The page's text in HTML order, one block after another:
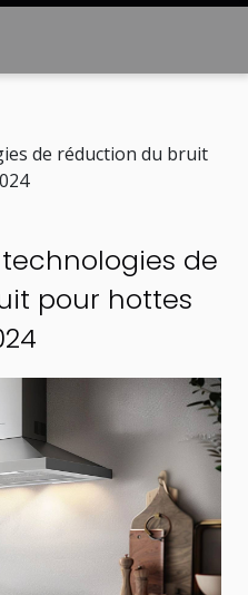
de réduction du bruit
de
pour hottes